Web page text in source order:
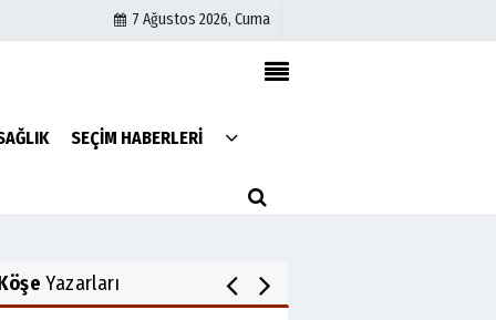
7 Ağustos 2026, Cuma
SEÇİM HABERLERİ
Künye
Çerez Politikası
Yazarları
ALLAH cc. MUCİZE YARATMAZ.
ORHAN KILIÇOĞLU
KUTLAMASI BEYLER?